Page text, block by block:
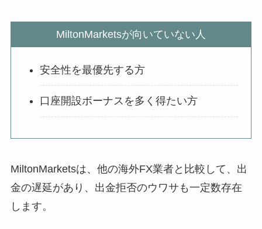
MiltonMarketsが向いていない人
安全性を最優先する方
口座開設ボーナスを多く得たい方
MiltonMarketsは、他の海外FX業者と比較して、出
金の遅延があり、出金拒否のウワサも一定数存在
します。